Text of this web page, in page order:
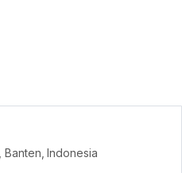
Banten, Indonesia